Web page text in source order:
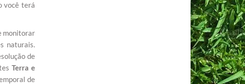
você terá
monitorar
naturais.
de
Terra e
de